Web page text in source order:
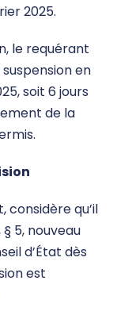
2025.
le requérant
en
soit 6 jours
de la
considère qu’il
5, nouveau
d’État dès
est